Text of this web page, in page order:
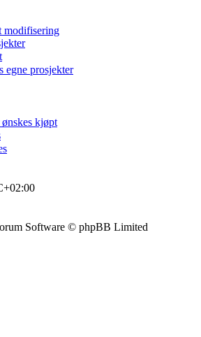
prosjekter
kjøpt
Software © phpBB Limited